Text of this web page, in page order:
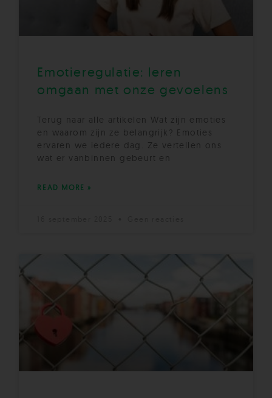
Emotieregulatie: leren
omgaan met onze gevoelens
Terug naar alle artikelen Wat zijn emoties
en waarom zijn ze belangrijk? Emoties
ervaren we iedere dag. Ze vertellen ons
wat er vanbinnen gebeurt en
READ MORE »